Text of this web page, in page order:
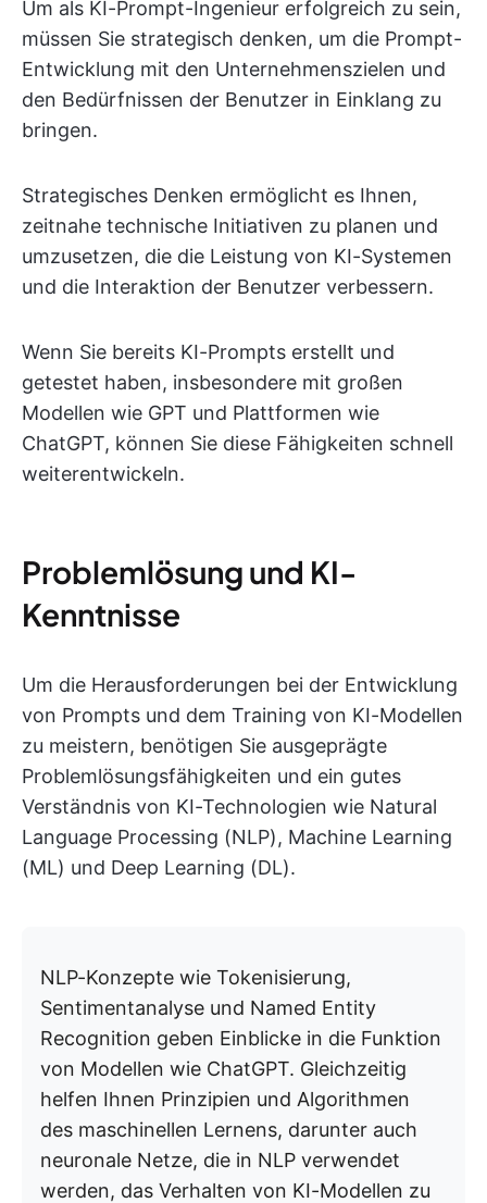
Um als KI-Prompt-Ingenieur erfolgreich zu sein,
müssen Sie strategisch denken, um die Prompt-
Entwicklung mit den Unternehmenszielen und
den Bedürfnissen der Benutzer in Einklang zu
bringen.
Strategisches Denken ermöglicht es Ihnen,
zeitnahe technische Initiativen zu planen und
umzusetzen, die die Leistung von KI-Systemen
und die Interaktion der Benutzer verbessern.
Wenn Sie bereits KI-Prompts erstellt und
getestet haben, insbesondere mit großen
Modellen wie GPT und Plattformen wie
ChatGPT, können Sie diese Fähigkeiten schnell
weiterentwickeln.
Problemlösung und KI-
Kenntnisse
Um die Herausforderungen bei der Entwicklung
von Prompts und dem Training von KI-Modellen
zu meistern, benötigen Sie ausgeprägte
Problemlösungsfähigkeiten und ein gutes
Verständnis von KI-Technologien wie Natural
Language Processing (NLP), Machine Learning
(ML) und Deep Learning (DL).
NLP-Konzepte wie Tokenisierung,
Sentimentanalyse und Named Entity
Recognition geben Einblicke in die Funktion
von Modellen wie ChatGPT. Gleichzeitig
helfen Ihnen Prinzipien und Algorithmen
des maschinellen Lernens, darunter auch
neuronale Netze, die in NLP verwendet
werden, das Verhalten von KI-Modellen zu